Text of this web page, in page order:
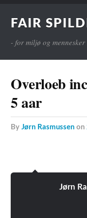
FAIR
- for miljø og mennesker
Overloeb
5 aar
byJørn Rasmussen on
Jørn